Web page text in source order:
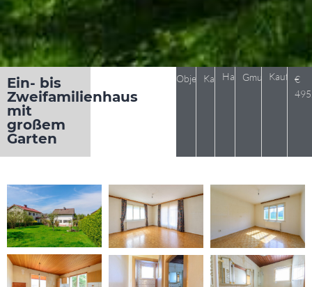
Ein- bis
Zweifamilienhaus
mit
großem
Garten
Objekt 1018
KaufHausGmundenKaufpreis
€